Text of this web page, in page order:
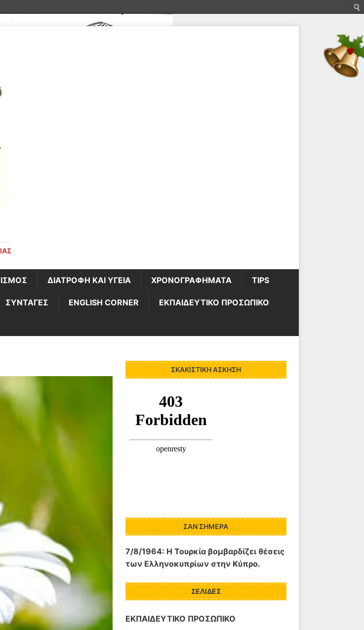
ΔΙΑΤΡΟΦΗ ΚΑΙ ΥΓΕΙΑ ΧΡΟΝΟΓΡΑΦΗΜΑΤΑ TIPS
ΣΥΝΤΑΓΕΣ ENGLISH CORNER ΕΚΠΑΙΔΕΥΤΙΚΟ ΠΡΟΣΩΠΙΚΟ
ΣΚΑΚΙΣΤΙΚΉ ΆΣΚΗΣΗ
ΣΑΝ ΣΉΜΕΡΑ
7/8/1964: Η Τουρκία βομβαρδίζει θέσεις
των Ελληνοκυπρίων στην Κύπρο.
ΣΕΛΊΔΕΣ
ΕΚΠΑΙΔΕΥΤΙΚΟ ΠΡΟΣΩΠΙΚΟ